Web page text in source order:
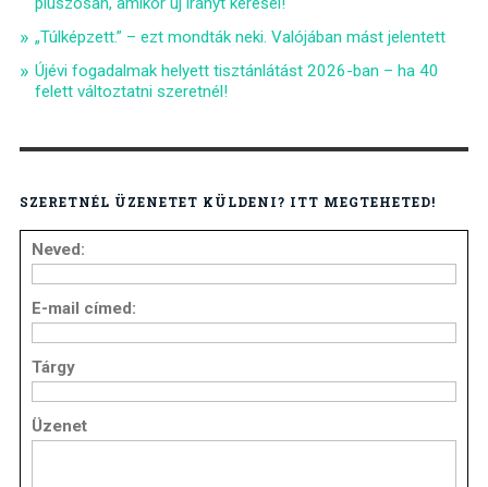
„Túlképzett.” – ezt mondták neki. Valójában mást jelentett
Újévi fogadalmak helyett tisztánlátást 2026-ban – ha 40
felett változtatni szeretnél!
SZERETNÉL ÜZENETET KÜLDENI? ITT MEGTEHETED!
Neved:
E-mail címed:
Tárgy
Üzenet